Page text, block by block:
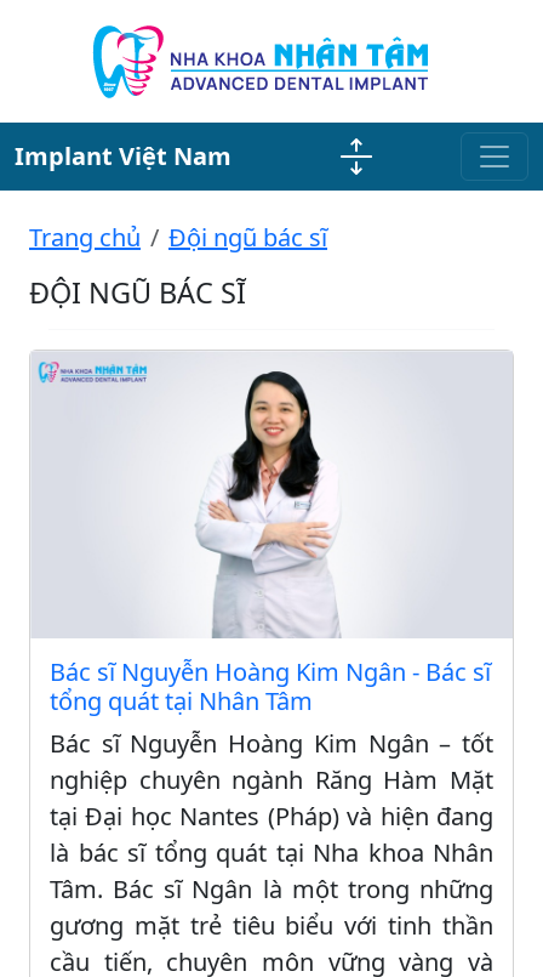
Implant Việt Nam
Trang chủ Đội ngũ bác sĩ
ĐỘI NGŨ BÁC SĨ
Bác sĩ Nguyễn Hoàng Kim Ngân - Bác sĩ
tổng quát tại Nhân Tâm
Bác sĩ Nguyễn Hoàng Kim Ngân – tốt
nghiệp chuyên ngành Răng Hàm Mặt
tại Đại học Nantes (Pháp) và hiện đang
là bác sĩ tổng quát tại Nha khoa Nhân
Tâm. Bác sĩ Ngân là một trong những
gương mặt trẻ tiêu biểu với tinh thần
cầu tiến, chuyên môn vững vàng và